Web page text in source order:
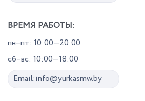
ВРЕМЯ РАБОТЫ:
пн–пт: 10:00—20:00
сб–вс: 10:00—18:00
Email:info@yurkasmw.by